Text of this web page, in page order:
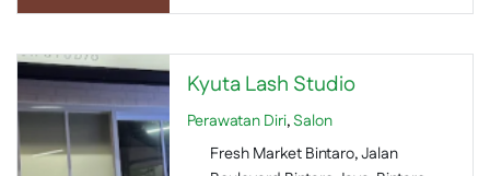
Kyuta Lash Studio
Perawatan Diri,Salon
Fresh Market Bintaro, Jalan